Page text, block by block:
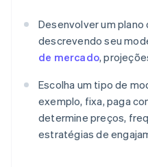
Desenvolver um
descrevendo seu
de mercado,
Escolha um tipo de
exemplo, fixa, paga
determine preços,
estratégias de